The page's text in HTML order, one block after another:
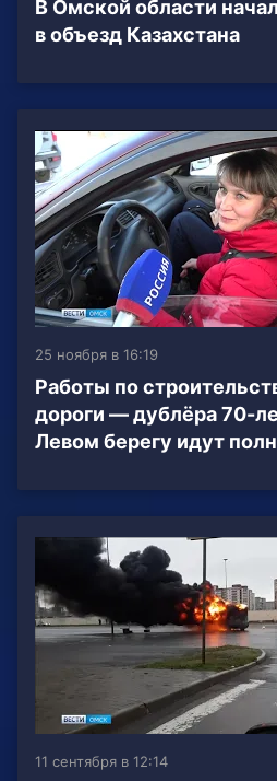
В Омской области
в объезд Казахстана
25 ноября в 16:19
Работы по
дороги — дублёра 70-
Левом берегу идут
11 сентября в 12:14